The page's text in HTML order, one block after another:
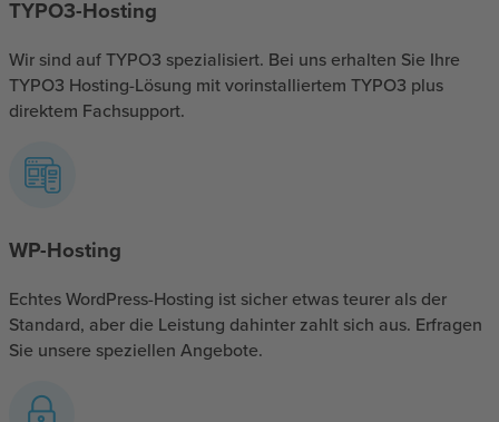
TYPO3-Hosting
Wir sind auf TYPO3 spezialisiert. Bei uns erhalten Sie Ihre
TYPO3 Hosting-Lösung mit vorinstalliertem TYPO3 plus
direktem Fachsupport.
WP-Hosting
Echtes WordPress-Hosting ist sicher etwas teurer als der
Standard, aber die Leistung dahinter zahlt sich aus. Erfragen
Sie unsere speziellen Angebote.